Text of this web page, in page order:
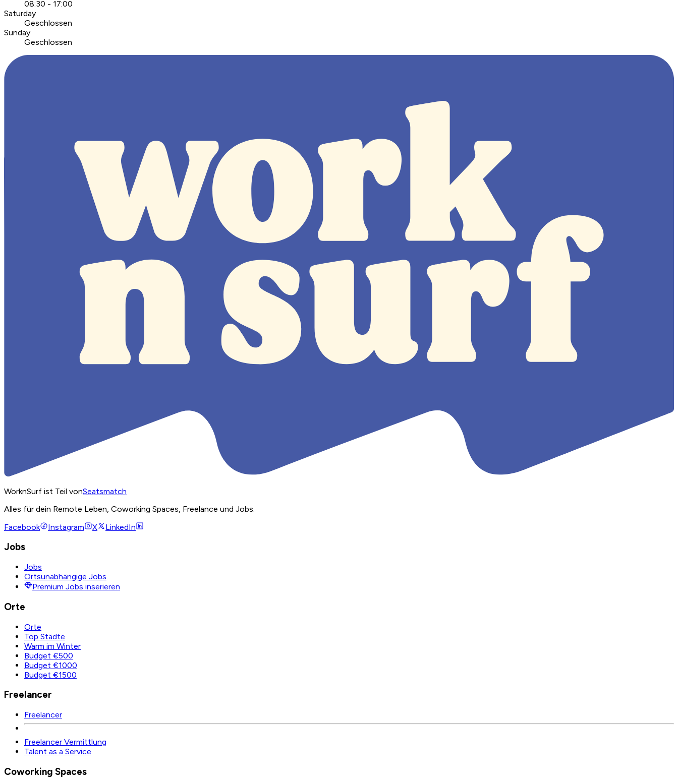
08:30 - 17:00
Saturday
Geschlossen
Sunday
Geschlossen
WorknSurf ist Teil vonSeatsmatch
Alles für dein Remote Leben, Coworking Spaces, Freelance und Jobs.
Facebook
Instagram X LinkedIn
Jobs
Jobs
Ortsunabhängige Jobs
Premium Jobs inserieren
Orte
Orte
Top Städte
Warm im Winter
Budget €500
Budget €1000
Budget €1500
Freelancer
Freelancer
Freelancer Vermittlung
Talent as a Service
Coworking Spaces